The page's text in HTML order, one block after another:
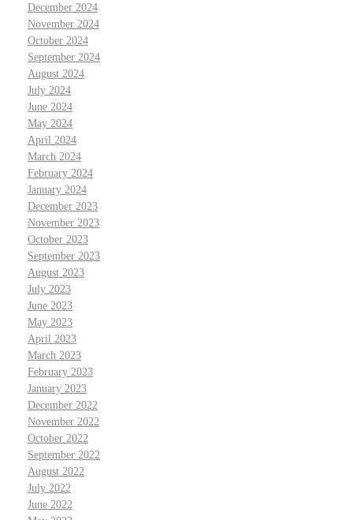
December 2024
November 2024
October 2024
September 2024
August 2024
July 2024
June 2024
May 2024
April 2024
March 2024
February 2024
January 2024
December 2023
November 2023
October 2023
September 2023
August 2023
July 2023
June 2023
May 2023
April 2023
March 2023
February 2023
January 2023
December 2022
November 2022
October 2022
September 2022
August 2022
July 2022
June 2022